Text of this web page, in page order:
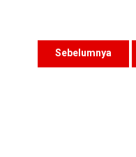
Sebelumnya